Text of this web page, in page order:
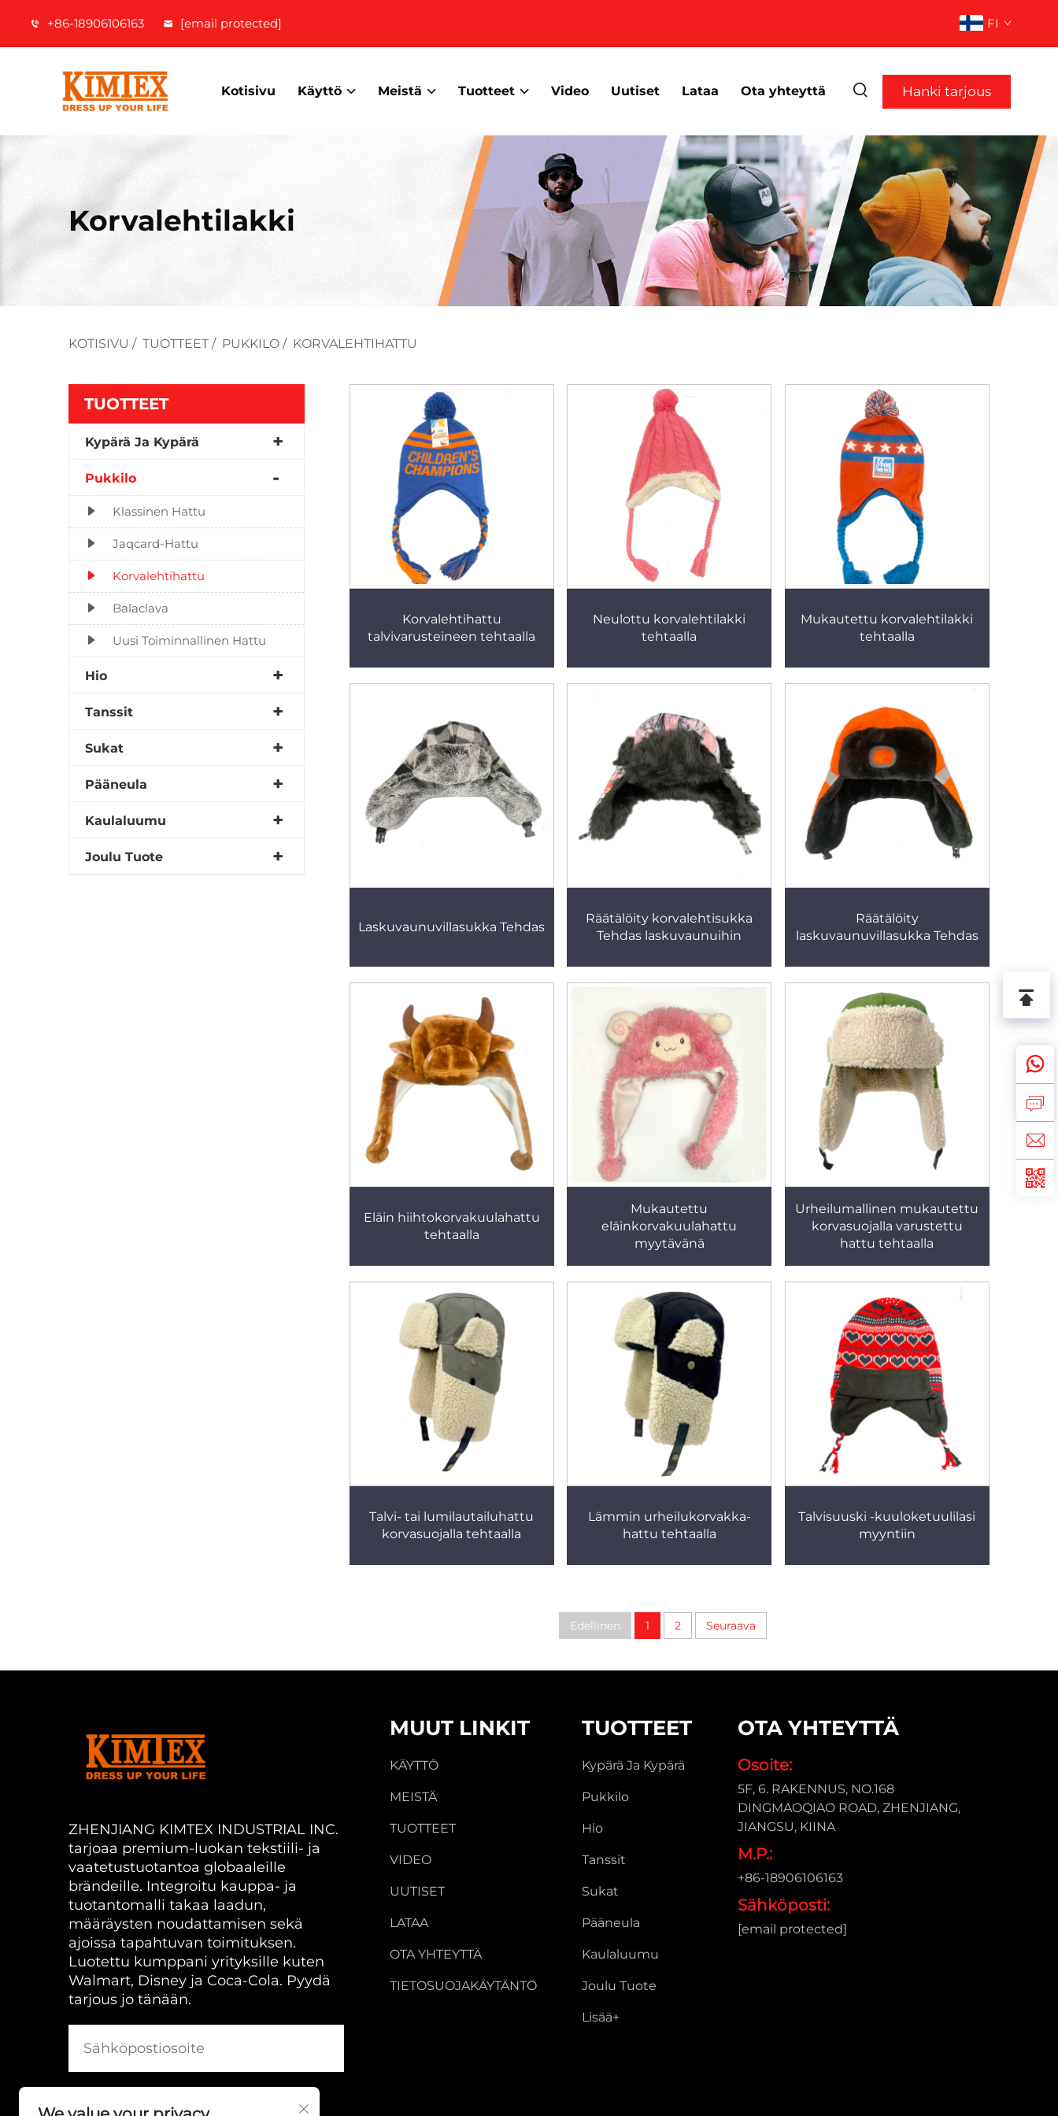
+86-18906106163 [email protected] FI
Kotisivu Käyttö Meistä Tuotteet Video Uutiset Lataa Ota yhteyttä Hanki tarjous
Korvalehtilakki
KOTISIVU / TUOTTEET / PUKKILO / KORVALEHTIHATTU
TUOTTEET
Kypärä Ja Kypärä
Pukkilo
Klassinen Hattu
Jaqcard-Hattu
Korvalehtihattu
Balaclava
Uusi Toiminnallinen Hattu
Hio
Tanssit
Sukat
Pääneula
Kaulaluumu
Joulu Tuote
Korvalehtihattu
talvivarusteineen tehtaalla
Neulottu korvalehtilakki
tehtaalla
Mukautettu korvalehtilakki
tehtaalla
Laskuvaunuvillasukka Tehdas
Räätälöity korvalehtisukka
Tehdas laskuvaunuihin
Räätälöity
laskuvaunuvillasukka Tehdas
Eläin hiihtokorvakuulahattu
tehtaalla
Mukautettu
eläinkorvakuulahattu
myytävänä
Urheilumallinen mukautettu
korvasuojalla varustettu
hattu tehtaalla
Talvi- tai lumilautailuhattu
korvasuojalla tehtaalla
Lämmin urheilukorvakka-
hattu tehtaalla
Talvisuuski -kuuloketuulilasi
myyntiin
Edellinen 1 2 Seuraava
ZHENJIANG KIMTEX INDUSTRIAL INC.
tarjoaa premium-luokan tekstiili- ja
vaatetustuotantoa globaaleille
brändeille. Integroitu kauppa- ja
tuotantomalli takaa laadun,
määräysten noudattamisen sekä
ajoissa tapahtuvan toimituksen.
Luotettu kumppani yrityksille kuten
Walmart, Disney ja Coca-Cola. Pyydä
tarjous jo tänään.
MUUT LINKIT
KÄYTTÖ
MEISTÄ
TUOTTEET
VIDEO
UUTISET
LATAA
OTA YHTEYTTÄ
TIETOSUOJAKÄYTÄNTÖ
TUOTTEET
Kypärä Ja Kypärä
Pukkilo
Hio
Tanssit
Sukat
Pääneula
Kaulaluumu
Joulu Tuote
Lisää+
OTA YHTEYTTÄ
Osoite:
5F, 6. RAKENNUS, NO.168
DINGMAOQIAO ROAD, ZHENJIANG,
JIANGSU, KIINA
M.P.:
+86-18906106163
Sähköposti:
[email protected]